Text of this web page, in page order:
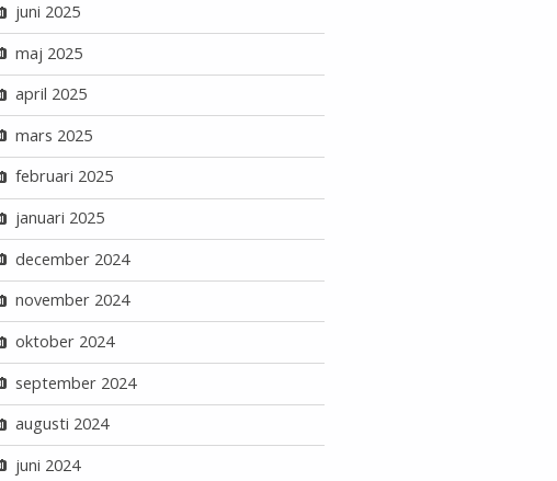
juni 2025
maj 2025
april 2025
mars 2025
februari 2025
januari 2025
december 2024
november 2024
oktober 2024
september 2024
augusti 2024
juni 2024